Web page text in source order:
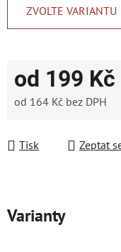
ZVOLTE VARIANTU
od 199 Kč
od 164 Kč bez DPH
Tisk
Zeptat
Varianty